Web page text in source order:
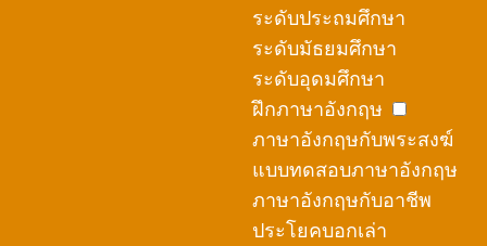
ระดับประถมศึกษา
ระดับมัธยมศึกษา
ระดับอุดมศึกษา
ฝึกภาษาอังกฤษ
ภาษาอังกฤษกับพระสงฆ์
แบบทดสอบภาษาอังกฤษ
ภาษาอังกฤษกับอาชีพ
ประโยคบอกเล่า